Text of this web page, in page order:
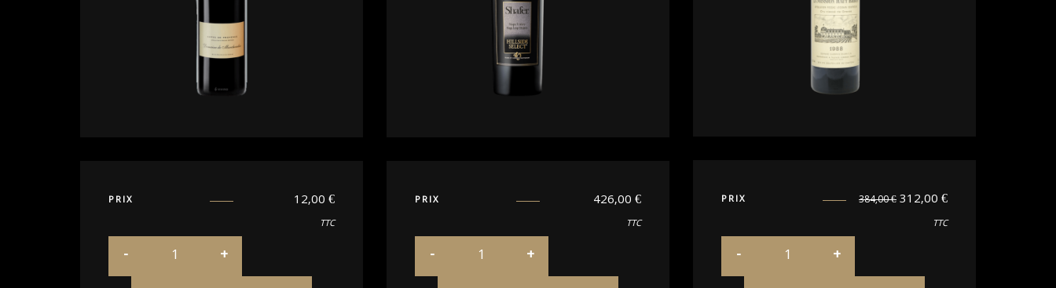
PRIX 12,00€
TTC
PRIX 426,00€
TTC
PRIX 384,00€312,00€
TTC